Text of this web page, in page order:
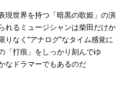
現世界を持つ「暗黒の歌姫」の演
れるミュージシャンは柴田だけか
なく”アナログ”なタイム感覚に
「打痕」をしっかり刻んでゆ
なドラマーでもあるのだ